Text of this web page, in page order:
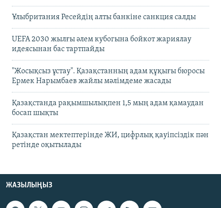
Ұлыбритания Ресейдің алты банкіне санкция салды
UEFA 2030 жылғы әлем кубогына бойкот жариялау
идеясынан бас тартпайды
"Жосықсыз ұстау". Қазақстанның адам құқығы бюросы
Ермек Нарымбаев жайлы мәлімдеме жасады
Қазақстанда рақымшылықпен 1,5 мың адам қамаудан
босап шықты
Қазақстан мектептерінде ЖИ, цифрлық қауіпсіздік пән
ретінде оқытылады
ЖАЗЫЛЫҢЫЗ